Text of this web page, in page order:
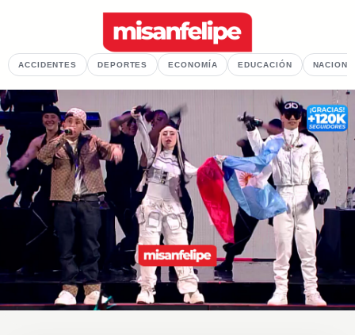
ACCIDENTES DEPORTES ECONOMÍA EDUCACIÓN